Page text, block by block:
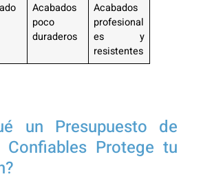
Acabados
poco
duraderos
Acabados
profesional
es y
resistentes
un Presupuesto de
Confiables Protege tu